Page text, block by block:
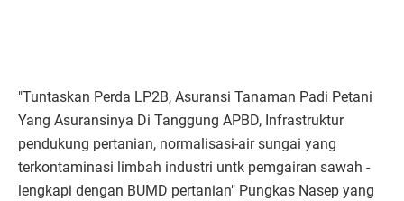
"Tuntaskan Perda LP2B, Asuransi Tanaman Padi Petani
Yang Asuransinya Di Tanggung APBD, Infrastruktur
pendukung pertanian, normalisasi-air sungai yang
terkontaminasi limbah industri untk pemgairan sawah -
lengkapi dengan BUMD pertanian" Pungkas Nasep yang